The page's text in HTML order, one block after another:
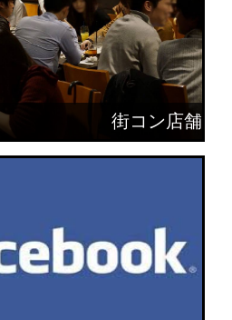
街コン店舗